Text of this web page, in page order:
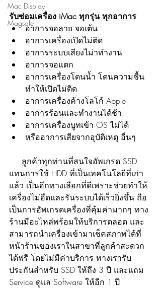
Mac Display
Magsafe
รับซ่อมเครื่อง iMac ทุกรุ่น ทุกอาการ
อาการจอลาย จอเต้น
อาการเครื่องเปิดไม่ติด
อาการระบบเสียงไม่าทำงาน
อาการจอแตก
อาการเครื่องโดนน้ำ โดนความชื้น
ทำให้เปิดไม่ติด
อาการเครื่องค้างโลโก้ Apple
อาการร้อนและทำงานได้ช้า
อาการเครื่องบูทเข้า OS ไม่ได้
หรืออาการเสียจากอุบัติเหตุ อื่นๆ
แทนการใช้ HDD ที่เป็นเทคโนโลยีที่เก่า
แล้ว เป็นอีกทางเลือกที่ดีเพราะช่วยทำให้
เครื่องไม่อืดและรันระบบได้เร็วยิ่งขึ้น ถือ
เป็นการอัพเกรดเครื่องที่คุ้มค่ามากๆ ทาง
ร้านมีอะไหล่พร้อมให้บริการตลอด และ
สามารถนำเครื่องเข้ามาเช็คสภาพได้ที่
หน้าร้านของเราในสาขาที่ลูกค้าสะดวก
ได้ฟรี โดยไม่มีค่าบริการ ทางเรารับ
ประกันสำหรับ SSD ให้ถึง 3 ปี และแถม
Service ดูแล Software ให้อีก 1 ปี